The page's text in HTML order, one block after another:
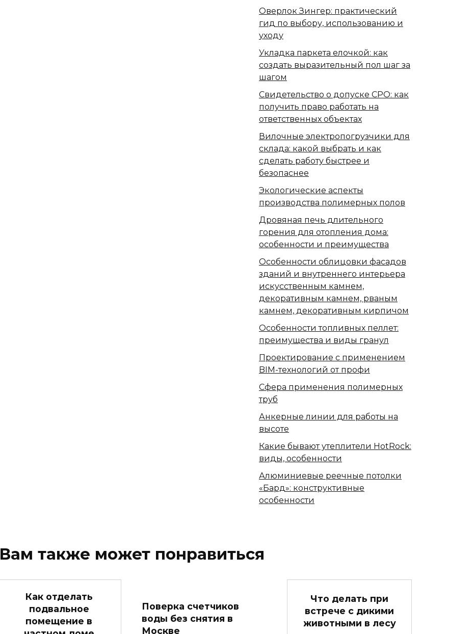
Оверлок Зингер: практический
гид по выбору, использованию и
уходу
Укладка паркета елочкой: как
создать выразительный пол шаг за
шагом
Свидетельство о допуске СРО: как
получить право работать на
ответственных объектах
Вилочные электропогрузчики для
склада: какой выбрать и как
сделать работу быстрее и
безопаснее
Экологические аспекты
производства полимерных полов
Дровяная печь длительного
горения для отопления дома:
особенности и преимущества
Особенности облицовки фасадов
зданий и внутреннего интерьера
искусственным камнем,
декоративным камнем, рваным
камнем, декоративным кирпичом
Особенности топливных пеллет:
преимущества и виды гранул
Проектирование с применением
BIM-технологий от профи
Сфера применения полимерных
труб
Анкерные линии для работы на
высоте
Какие бывают утеплители HotRock:
виды, особенности
Алюминиевые реечные потолки
«Бард»: конструктивные
особенности
Вам также может понравиться
Как отделать
подвальное
помещение в
Поверка счетчиков
воды без снятия в
Москве
Что делать при
встрече с дикими
животными в лесу